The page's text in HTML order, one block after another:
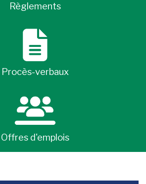
Règlements
Procès-verbaux
Offres d'emplois